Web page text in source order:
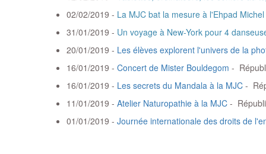
02/02/2019 - La MJC bat la mesure à l'Ehpad
31/01/2019 - Un voyage à New-York pour 4
20/01/2019 - Les élèves explorent l'univers de la
16/01/2019 - Concert de Mister Bouldegom -
16/01/2019 - Les secrets du Mandala à la MJC -
11/01/2019 - Atelier Naturopathie à la MJC -
01/01/2019 - Journée internationale des droits de